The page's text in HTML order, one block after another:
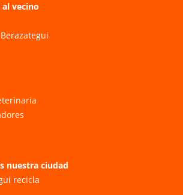
vecino
nuestra ciudad
recicla